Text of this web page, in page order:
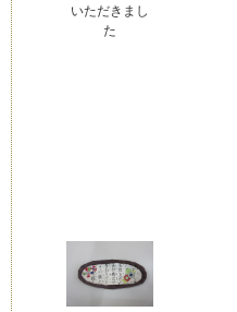
いただきまし
た